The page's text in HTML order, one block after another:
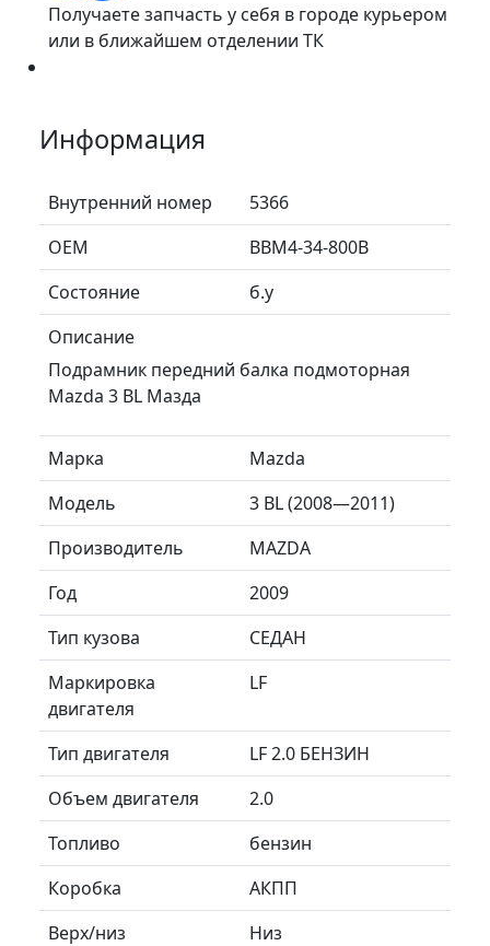
Получаете запчасть у себя в городе курьером
или в ближайшем отделении ТК
Информация
Внутренний номер
5366
ОЕМ
BBM4-34-800B
Состояние
б.у
Описание
Подрамник передний балка подмоторная
Mazda 3 BL Мазда
Марка
Mazda
Модель
3 BL (2008—2011)
Производитель
MAZDA
Год
2009
Тип кузова
СЕДАН
Маркировка
двигателя
LF
Тип двигателя
LF 2.0 БЕНЗИН
Объем двигателя
2.0
Топливо
бензин
Коробка
АКПП
Верх/низ
Низ